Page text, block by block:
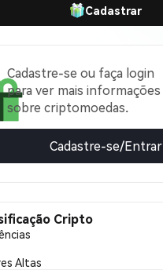
Cadastrar
Cadastre-se ou faça login
para ver mais informações
sobre criptomoedas.
Cadastre-se/Entrar
Cripto
Altas